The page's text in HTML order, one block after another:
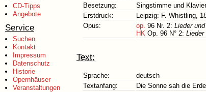
CD-Tipps
Angebote
Service
Suchen
Kontakt
Impressum
Datenschutz
Historie
Opernhäuser
Veranstaltungen
Besetzung:
Singstimme und Klavier
Erstdruck:
Leipzig: F. Whistling,
Opus:
op. 96 Nr. 2: Lieder
HK Op. 96 N° 2:
Text:
Sprache:
deutsch
Textanfang:
Die Sonne sah die